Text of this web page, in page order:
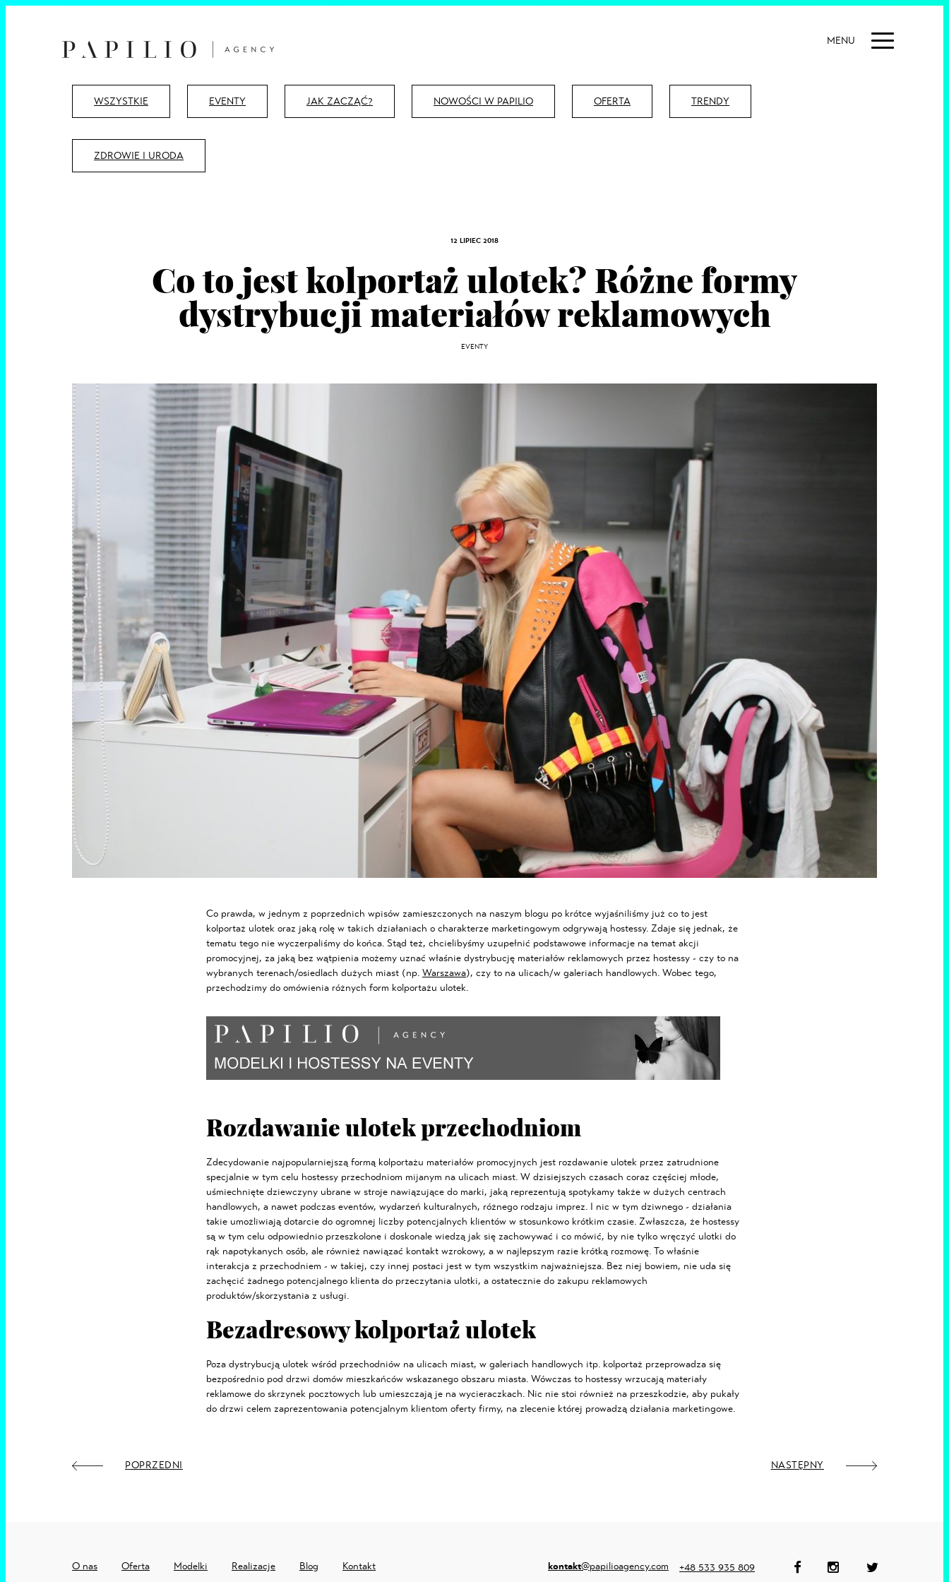
MENU
WSZYSTKIE EVENTY JAK ZACZĄĆ? NOWOŚCI W PAPILIO OFERTA TRENDY
ZDROWIE I URODA
12 LIPIEC 2018
Co to jest kolportaż ulotek? Różne formy
dystrybucji materiałów reklamowych
EVENTY
Co prawda, w jednym z poprzednich wpisów zamieszczonych na naszym blogu po krótce wyjaśniliśmy już co to jest
kolportaż ulotek oraz jaką rolę w takich działaniach o charakterze marketingowym odgrywają hostessy. Zdaje się jednak, że
tematu tego nie wyczerpaliśmy do końca. Stąd też, chcielibyśmy uzupełnić podstawowe informacje na temat akcji
promocyjnej, za jaką bez wątpienia możemy uznać właśnie dystrybucję materiałów reklamowych przez hostessy - czy to na
wybranych terenach/osiedlach dużych miast (np. Warszawa), czy to na ulicach/w galeriach handlowych. Wobec tego,
przechodzimy do omówienia różnych form kolportażu ulotek.
Rozdawanie ulotek przechodniom
Zdecydowanie najpopularniejszą formą kolportażu materiałów promocyjnych jest rozdawanie ulotek przez zatrudnione
specjalnie w tym celu hostessy przechodniom mijanym na ulicach miast. W dzisiejszych czasach coraz częściej młode,
uśmiechnięte dziewczyny ubrane w stroje nawiązujące do marki, jaką reprezentują spotykamy także w dużych centrach
handlowych, a nawet podczas eventów, wydarzeń kulturalnych, różnego rodzaju imprez. I nic w tym dziwnego - działania
takie umożliwiają dotarcie do ogromnej liczby potencjalnych klientów w stosunkowo krótkim czasie. Zwłaszcza, że hostessy
są w tym celu odpowiednio przeszkolone i doskonale wiedzą jak się zachowywać i co mówić, by nie tylko wręczyć ulotki do
rąk napotykanych osób, ale również nawiązać kontakt wzrokowy, a w najlepszym razie krótką rozmowę. To właśnie
interakcja z przechodniem - w takiej, czy innej postaci jest w tym wszystkim najważniejsza. Bez niej bowiem, nie uda się
zachęcić żadnego potencjalnego klienta do przeczytania ulotki, a ostatecznie do zakupu reklamowych
produktów/skorzystania z usługi.
Bezadresowy kolportaż ulotek
Poza dystrybucją ulotek wśród przechodniów na ulicach miast, w galeriach handlowych itp. kolportaż przeprowadza się
bezpośrednio pod drzwi domów mieszkańców wskazanego obszaru miasta. Wówczas to hostessy wrzucają materiały
reklamowe do skrzynek pocztowych lub umieszczają je na wycieraczkach. Nic nie stoi również na przeszkodzie, aby pukały
do drzwi celem zaprezentowania potencjalnym klientom oferty firmy, na zlecenie której prowadzą działania marketingowe.
POPRZEDNI NASTĘPNY
O nas Oferta Modelki Realizacje Blog Kontakt +48 533 935 809
kontakt@papilioagency.com